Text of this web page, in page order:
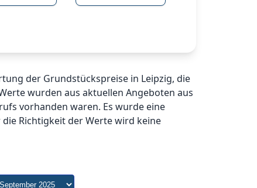
der Grundstückspreise in Leipzig, die
wurden aus aktuellen Angeboten aus
vorhanden waren. Es wurde eine
Richtigkeit der Werte wird keine